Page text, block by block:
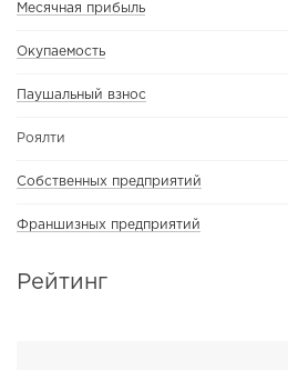
Месячная прибыль
Окупаемость
Паушальный взнос
Роялти
Собственных предприятий
Франшизных предприятий
Рейтинг